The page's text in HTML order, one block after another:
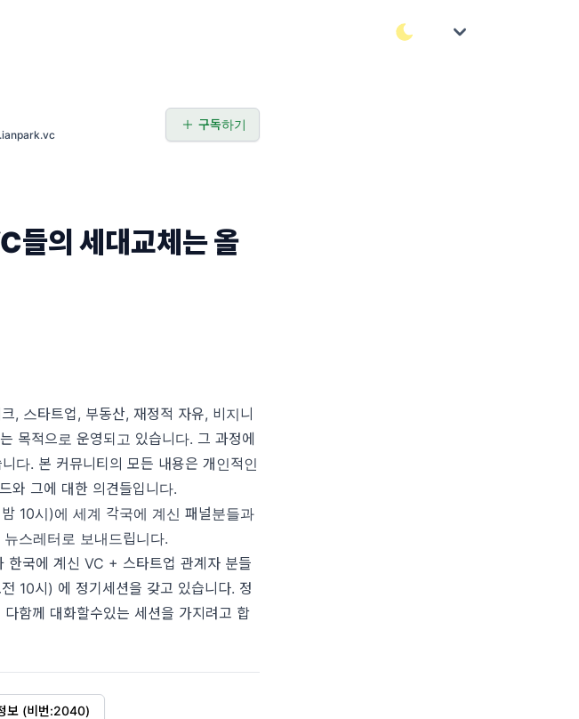
구독하기
들의 세대교체는 올
, 스타트업, 부동산, 재정적 자유, 비지니
목적으로 운영되고 있습니다. 그 과정에
다. 본 커뮤니티의 모든 내용은 개인적인
와 그에 대한 의견들입니다.
10시)에 세계 각국에 계신 패널분들과
스레터로 보내드립니다.
국에 계신 VC + 스타트업 관계자 분들
10시) 에 정기세션을 갖고 있습니다. 정
함께 대화할수있는 세션을 가지려고 합
보 (비번:2040)